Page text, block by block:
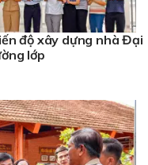
độ xây dựng nhà Đại
lớp